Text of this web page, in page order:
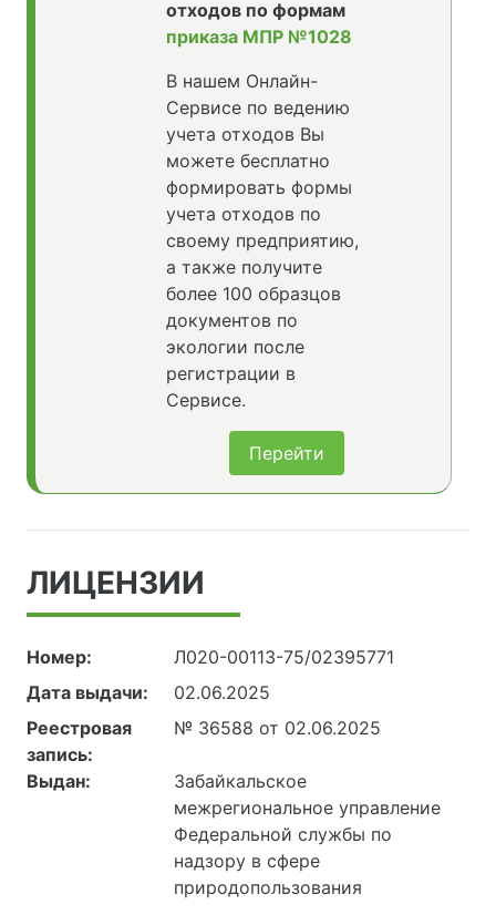
отходов по формам
приказа МПР №1028
В нашем Онлайн-
Сервисе по ведению
учета отходов Вы
можете бесплатно
формировать формы
учета отходов по
своему предприятию,
а также получите
более 100 образцов
документов по
экологии после
регистрации в
Сервисе.
Перейти
ЛИЦЕНЗИИ
Номер:
Л020-00113-75/02395771
Дата выдачи:
02.06.2025
Реестровая
запись:
№ 36588 от 02.06.2025
Выдан:
Забайкальское
межрегиональное управление
Федеральной службы по
надзору в сфере
природопользования